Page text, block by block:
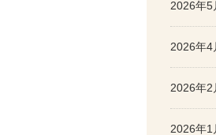
2026年5
2026年4
2026年2
2026年1